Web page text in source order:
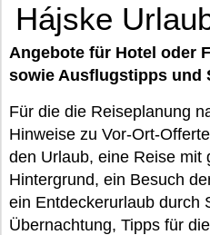
Hájske
Angebote für Hotel oder
sowie Ausflugstipps und
Für die die Reiseplanung
Hinweise zu Vor-Ort-
den Urlaub, eine Reise mit
Hintergrund, ein Besuch
ein Entdeckerurlaub durch
Übernachtung, Tipps für